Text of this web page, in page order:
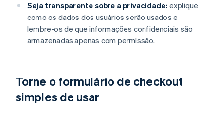
Seja transparente sobre a privacidade: explique
como os dados dos usuários serão usados e
lembre-os de que informações confidenciais são
armazenadas apenas com permissão.
Torne o formulário de checkout
simples de usar